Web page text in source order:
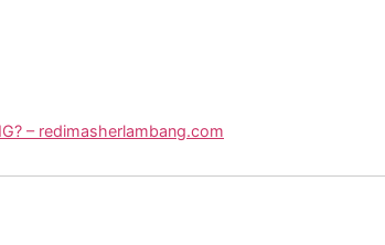
– redimasherlambang.com